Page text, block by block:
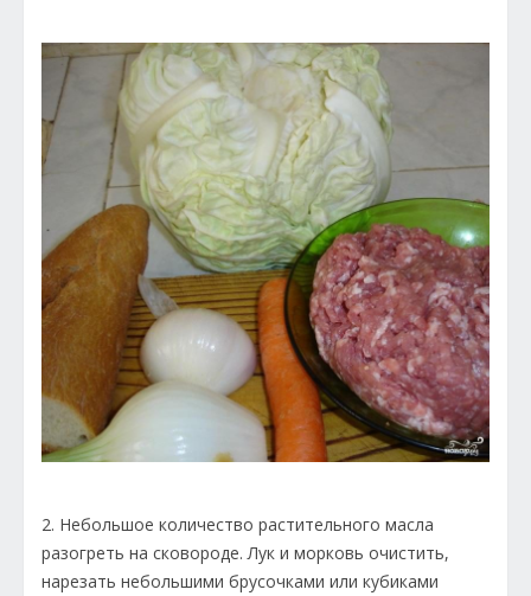
2. Небольшое количество растительного масла
разогреть на сковороде. Лук и морковь очистить,
нарезать небольшими брусочками или кубиками